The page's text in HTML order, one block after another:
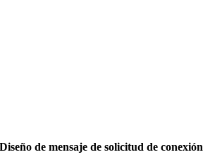
Diseño de mensaje de solicitud de conexión